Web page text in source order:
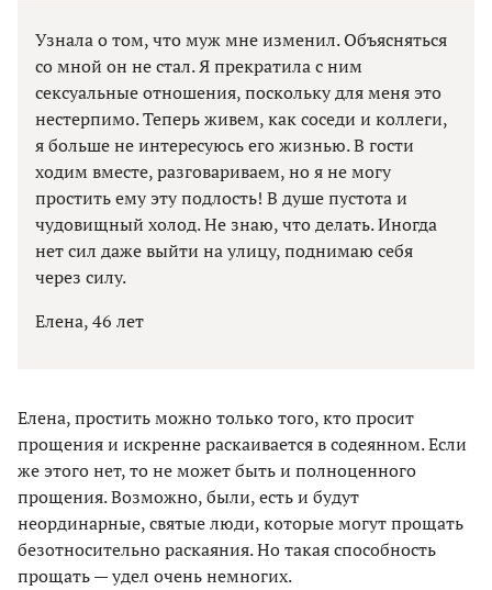
Узнала о том, что муж мне изменил. Объясняться
со мной он не стал. Я прекратила с ним
сексуальные отношения, поскольку для меня это
нестерпимо. Теперь живем, как соседи и коллеги,
я больше не интересуюсь его жизнью. В гости
ходим вместе, разговариваем, но я не могу
простить ему эту подлость! В душе пустота и
чудовищный холод. Не знаю, что делать. Иногда
нет сил даже выйти на улицу, поднимаю себя
через силу.
Елена, 46 лет
Елена, простить можно только того, кто просит
прощения и искренне раскаивается в содеянном. Если
же этого нет, то не может быть и полноценного
прощения. Возможно, были, есть и будут
неординарные, святые люди, которые могут прощать
безотносительно раскаяния. Но такая способность
прощать — удел очень немногих.